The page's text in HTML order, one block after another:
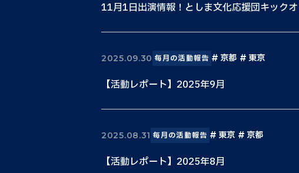
11月1日出演情報！としま文化応援団キック
2025.09.30 毎月の活動報告 京都 東京
【活動レポート】2025年9月
2025.08.31 毎月の活動報告 東京 京都
【活動レポート】2025年8月